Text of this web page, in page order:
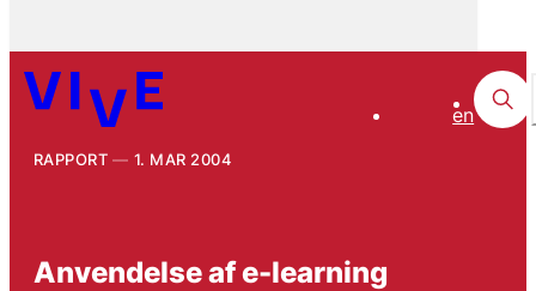
en
RAPPORT 1. MAR 2004
Anvendelse af e-learning